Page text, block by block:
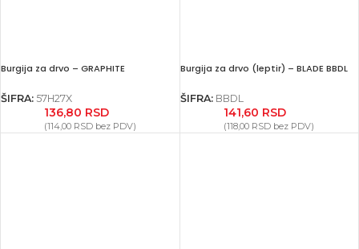
Burgija za drvo – GRAPHITE
ŠIFRA: 57H27X
136,80 RSD
(114,00 RSDbez PDV)
Burgija za drvo (leptir) – BLADE BBDL
ŠIFRA: BBDL
141,60 RSD
(118,00 RSD bez PDV)